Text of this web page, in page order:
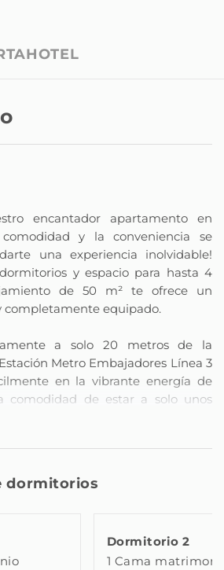
encantador apartamento en
y la conveniencia se
una experiencia inolvidable!
y espacio para hasta 4
de 50 m² te ofrece un
completamente equipado.
a solo 20 metros de la
Metro Embajadores Línea 3
en la vibrante energía de
comodidad de estar a solo unos
también te ofrece fácil acceso al
corazón de la acción, rodeado de
eficiente y sumergido en el
dormitorios
Dormitorio 2
1 Cama